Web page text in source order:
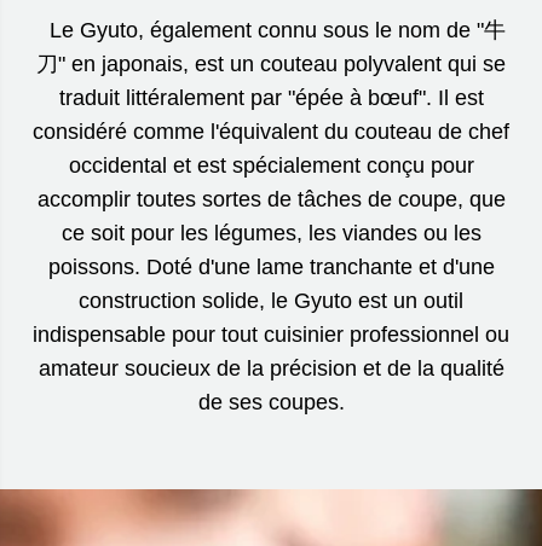
Le Gyuto, également connu sous le nom de "牛
刀" en japonais, est un couteau polyvalent qui se
traduit littéralement par "épée à bœuf". Il est
considéré comme l'équivalent du couteau de chef
occidental et est spécialement conçu pour
accomplir toutes sortes de tâches de coupe, que
ce soit pour les légumes, les viandes ou les
poissons. Doté d'une lame tranchante et d'une
construction solide, le Gyuto est un outil
indispensable pour tout cuisinier professionnel ou
amateur soucieux de la précision et de la qualité
de ses coupes.